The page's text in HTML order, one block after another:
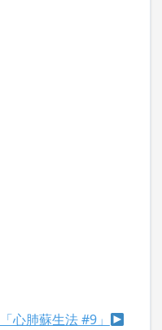
心肺蘇生法 #9」